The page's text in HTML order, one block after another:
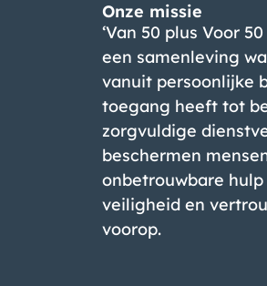
Onze missie
‘Van 50 plus Voor
een samenleving
vanuit persoonlijke
toegang heeft tot
zorgvuldige
beschermen
onbetrouwbare
veiligheid en
voorop.